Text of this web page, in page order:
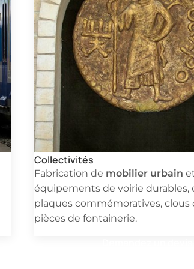
Collectivités
Fabrication de mobilier urbain
équipements de voirie durables,
plaques commémoratives, clous
pièces de fontainerie.